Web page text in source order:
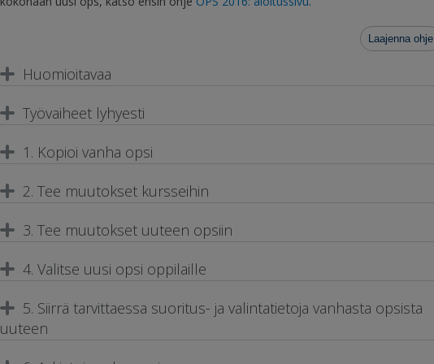
Laajenna ohje
Huomioitavaa
Työvaiheet lyhyesti
1. Kopioi vanha opsi
2. Tee muutokset kursseihin
3. Tee muutokset uuteen opsiin
4. Valitse uusi opsi oppilaille
5. Siirrä tarvittaessa suoritus- ja valintatietoja vanhasta opsista
uuteen